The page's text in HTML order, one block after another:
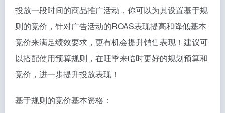
投放一段时间的商品推广活动，你可以为其设置基于规
则的竞价，针对广告活动的ROAS表现提高和降低基本
竞价来满足绩效要求，更有机会提升销售表现！建议可
以搭配使用预算规则，在旺季来临时更好的规划预算和
竞价，进一步提升投放表现！
基于规则的竞价基本资格：